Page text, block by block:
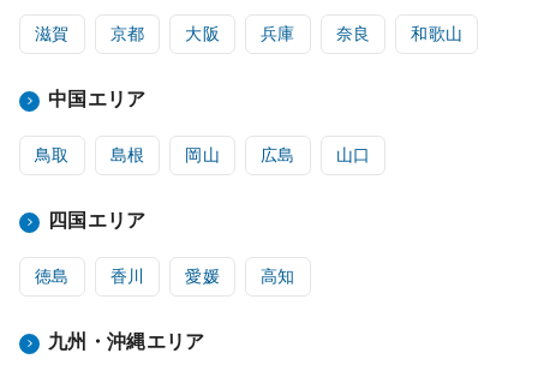
滋賀 京都 大阪 兵庫 奈良 和歌山
中国エリア
鳥取 島根 岡山 広島 山口
四国エリア
徳島 香川 愛媛 高知
九州・沖縄エリア